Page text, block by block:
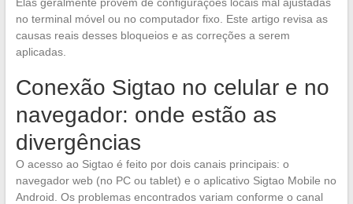
no terminal móvel ou no computador fixo. Este artigo revisa as
causas reais desses bloqueios e as correções a serem
aplicadas.
Conexão Sigtao no celular e no
navegador: onde estão as
divergências
O acesso ao Sigtao é feito por dois canais principais: o
navegador web (no PC ou tablet) e o aplicativo Sigtao Mobile no
Android. Os problemas encontrados variam conforme o canal